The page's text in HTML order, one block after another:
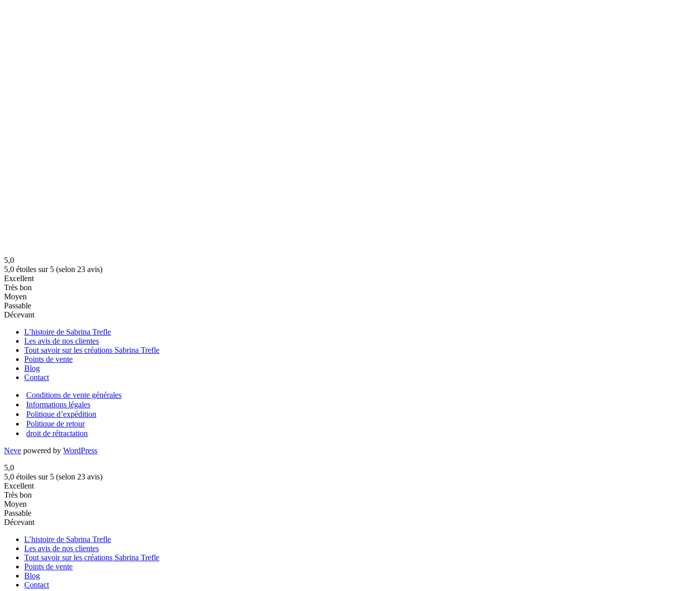
5,0
5,0 étoiles sur 5 (selon 23 avis)
Excellent
Très bon
Moyen
Passable
Décevant
L’histoire de Sabrina Trefle
Les avis de nos clientes
Tout savoir sur les créations Sabrina Trefle
Points de vente
Blog
Contact
Conditions de vente générales
Informations légales
Politique d’expédition
Politique de retour
droit de rétractation
Neve powered by WordPress
5,0
5,0 étoiles sur 5 (selon 23 avis)
Excellent
Très bon
Moyen
Passable
Décevant
L’histoire de Sabrina Trefle
Les avis de nos clientes
Tout savoir sur les créations Sabrina Trefle
Points de vente
Blog
Contact